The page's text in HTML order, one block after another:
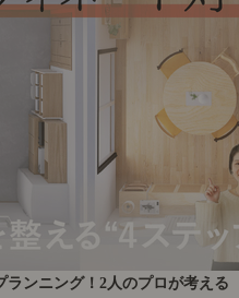
ンニング！2人のプロが考える